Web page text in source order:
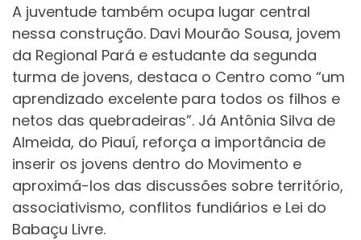
A juventude também ocupa lugar central
nessa construção. Davi Mourão Sousa, jovem
da Regional Pará e estudante da segunda
turma de jovens, destaca o Centro como “um
aprendizado excelente para todos os filhos e
netos das quebradeiras”. Já Antônia Silva de
Almeida, do Piauí, reforça a importância de
inserir os jovens dentro do Movimento e
aproximá-los das discussões sobre território,
associativismo, conflitos fundiários e Lei do
Babaçu Livre.